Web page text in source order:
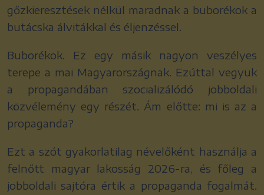
gőzkieresztések nélkül maradnak a buborékok a
butácska álvitákkal és éljenzéssel.
Buborékok. Ez egy másik nagyon veszélyes
terepe a mai Magyarországnak. Ezúttal vegyük
a propagandában szocializálódó jobboldali
közvélemény egy részét. Ám előtte: mi is az a
propaganda?
Ezt a szót gyakorlatilag névelőként használja a
felnőtt magyar lakosság 2026-ra, és főleg a
jobboldali sajtóra értik a propaganda fogalmát.